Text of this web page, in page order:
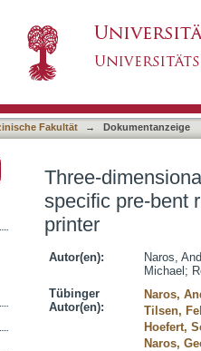
an ""in-house""
Fakultät → Dokumentanzeige
Three-
specific pre-bent
printer
Autor(en):
Naros,
Michael ;
Tübinger
Autor(en):
Naros,
Tilsen,
Hoefert,
Naros,